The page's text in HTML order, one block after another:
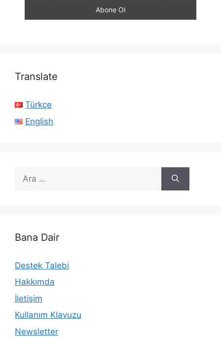
Translate
Türkçe
English
ara
Bana Dair
Destek Talebi
Hakkımda
İletişim
Kullanım Klavuzu
Newsletter